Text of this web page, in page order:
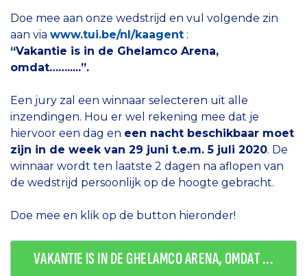
Doe mee aan onze wedstrijd en vul volgende zin
aan via www.tui.be/nl/kaagent :
“Vakantie is in de Ghelamco Arena,
omdat…….....”.
Een jury zal een winnaar selecteren uit alle
inzendingen. Hou er wel rekening mee dat je
hiervoor een dag en een nacht beschikbaar moet
zijn in de week van 29 juni t.e.m. 5 juli 2020. De
winnaar wordt ten laatste 2 dagen na aflopen van
de wedstrijd persoonlijk op de hoogte gebracht.
Doe mee en klik op de button hieronder!
VAKANTIE IS IN DE GHELAMCO ARENA, OMDAT ...